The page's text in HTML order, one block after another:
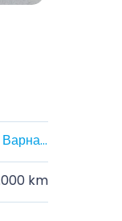
Варна, Варна, България
km